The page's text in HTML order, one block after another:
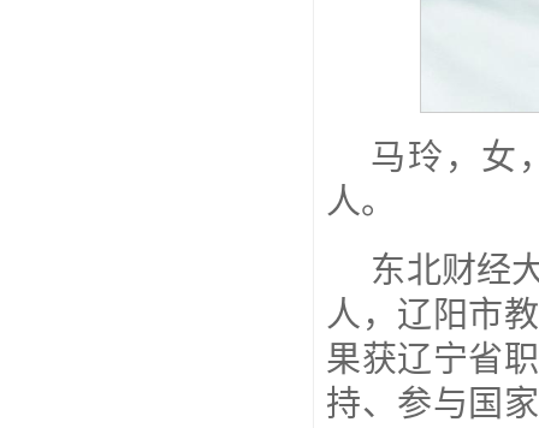
马玲，女
人。
东北财经
人，辽阳市
果获辽宁省
持、参与国